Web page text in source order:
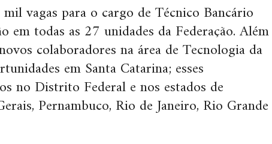
vagas para o cargo de Técnico Bancário
em todas as 27 unidades da Federação. Além
colaboradores na área de Tecnologia da
em Santa Catarina; esses
no Distrito Federal e nos estados de
Pernambuco, Rio de Janeiro, Rio Grande